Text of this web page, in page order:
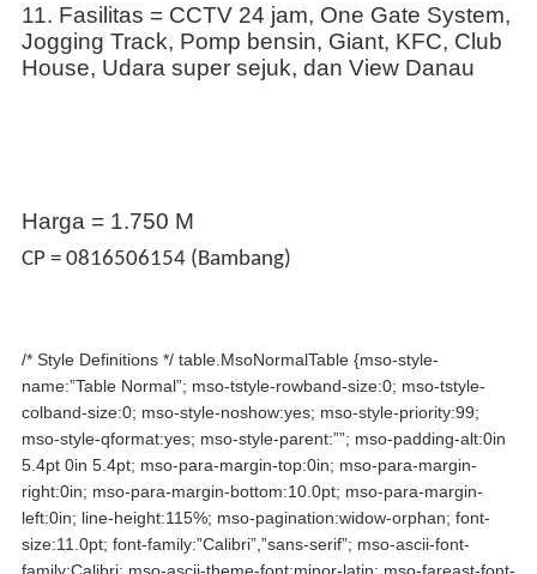
11. Fasilitas = CCTV 24 jam, One Gate System,
Jogging Track, Pomp bensin, Giant, KFC, Club
House, Udara super sejuk, dan View Danau
Harga = 1.750 M
CP = 0816506154 (Bambang)
/* Style Definitions */ table.MsoNormalTable {mso-style-
name:”Table Normal”; mso-tstyle-rowband-size:0; mso-tstyle-
colband-size:0; mso-style-noshow:yes; mso-style-priority:99;
mso-style-qformat:yes; mso-style-parent:””; mso-padding-alt:0in
5.4pt 0in 5.4pt; mso-para-margin-top:0in; mso-para-margin-
right:0in; mso-para-margin-bottom:10.0pt; mso-para-margin-
left:0in; line-height:115%; mso-pagination:widow-orphan; font-
size:11.0pt; font-family:”Calibri”,”sans-serif”; mso-ascii-font-